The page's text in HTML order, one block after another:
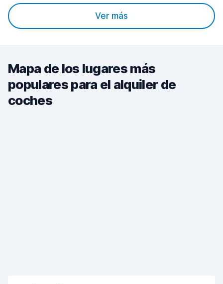
Ver más
Mapa de los lugares más
populares para el alquiler de
coches